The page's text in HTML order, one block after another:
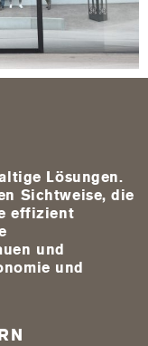
Lösungen.
Sichtweise, die
effizient
und
und